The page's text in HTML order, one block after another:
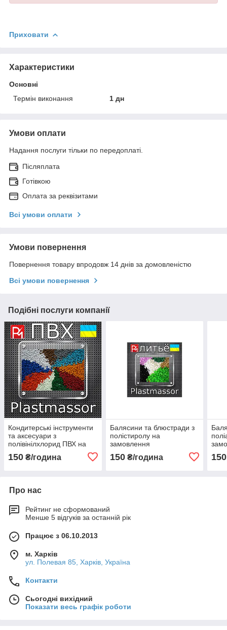
Приховати
Характеристики
Основні
Термін виконання
1 дн
Умови оплати
Надання послуги тільки по передоплаті.
Післяплата
Готівкою
Оплата за реквізитами
Всі умови оплати
Умови повернення
Повернення товару впродовж 14 днів за домовленістю
Всі умови повернення
Подібні послуги компанії
Кондитерські інструменти
та аксесуари з
полівінілхлорид ПВХ на
150 ₴/година
Балясини та блюстради з
полістиролу на
замовлення
150₴/година 150
Про нас
Рейтинг не сформований
Менше 5 відгуків за останній рік
Працює з 06.10.2013
м. Харків
ул. Полевая 85, Харків, Україна
Контакти
Сьогодні вихідний
Показати весь графік роботи